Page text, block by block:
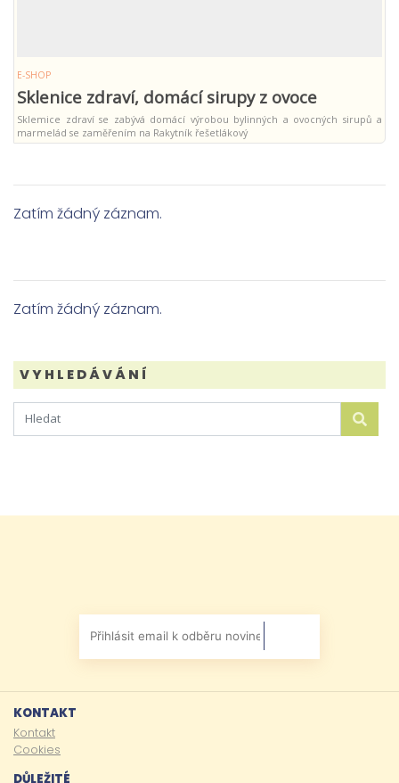
E-SHOP
Sklenice zdraví, domácí sirupy z ovoce
Sklemice zdraví se zabývá domácí výrobou bylinných a ovocných sirupů a
marmelád se zaměřením na Rakytník řešetlákový
Zatím žádný záznam.
Zatím žádný záznam.
VYHLEDÁVÁNÍ
KONTAKT
Kontakt
Cookies
DŮLEŽITÉ